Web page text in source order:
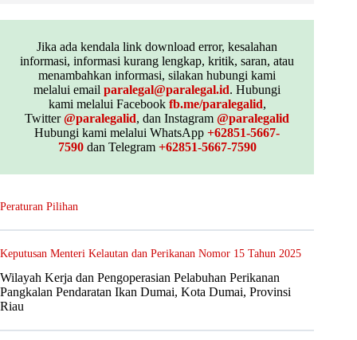
Jika ada kendala link download error, kesalahan
informasi, informasi kurang lengkap, kritik, saran, atau
menambahkan informasi, silakan hubungi kami
melalui emailparalegal@paralegal.id. Hubungi
kami melalui Facebook fb.me/paralegalid,
Twitter@paralegalid, dan Instagram@paralegalid
Hubungi kami melalui WhatsApp+62851-5667-
7590dan Telegram +62851-5667-7590
Peraturan Pilihan
Keputusan Menteri Kelautan dan Perikanan Nomor 15 Tahun 2025
Wilayah Kerja dan Pengoperasian Pelabuhan Perikanan
Pangkalan Pendaratan Ikan Dumai, Kota Dumai, Provinsi
Riau